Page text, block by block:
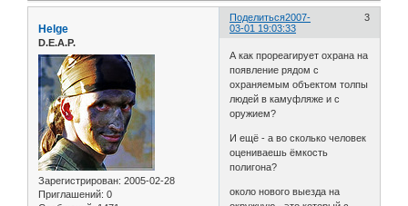
Поделиться 3
2007-
03-01 19:03:33
Helge
D.E.A.P.
Зарегистрирован: 2005-02-28
Приглашений: 0
А как прореагирует охрана на
появление рядом с
охраняемым объектом толпы
людей в камуфляже и с
оружием?
И ещё - а во сколько человек
оцениваешь ёмкость
полигона?
около нового выезда на